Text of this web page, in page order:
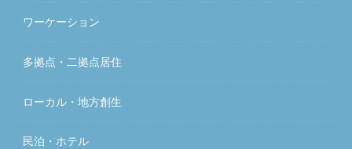
ワーケーション
多拠点・二拠点居住
ローカル・地方創生
民泊・ホテル